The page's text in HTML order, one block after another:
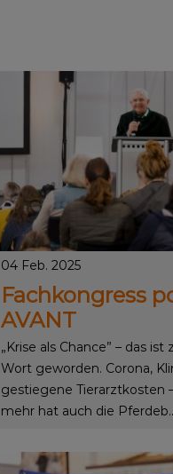
04 Feb. 2025
Fachkongress
AVANT
„Krise als Chance” – das
Wort geworden. Corona,
gestiegene Tierarztkosten
mehr hat auch die